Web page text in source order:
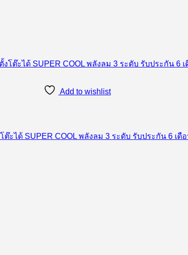
Add to wishlist
ได้ SUPER COOL พลังลม 3 ระดับ รับประกัน 6 เดื